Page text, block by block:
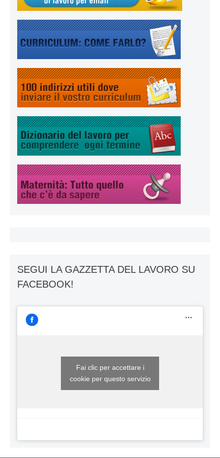
SEGUI LA GAZZETTA DEL LAVORO SU
FACEBOOK!
Fai clic per accettare i
cookie per questo servizio